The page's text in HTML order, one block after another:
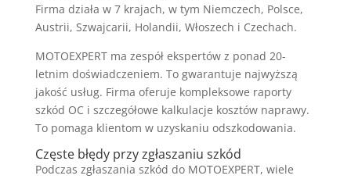
Firma działa w 7 krajach, w tym Niemczech, Polsce,
Austrii, Szwajcarii, Holandii, Włoszech i Czechach.
MOTOEXPERT ma zespół ekspertów z ponad 20-
letnim doświadczeniem. To gwarantuje najwyższą
jakość usług. Firma oferuje kompleksowe raporty
szkód OC i szczegółowe kalkulacje kosztów naprawy.
To pomaga klientom w uzyskaniu odszkodowania.
Częste błędy przy zgłaszaniu szkód
Podczas zgłaszania szkód do MOTOEXPERT, wiele